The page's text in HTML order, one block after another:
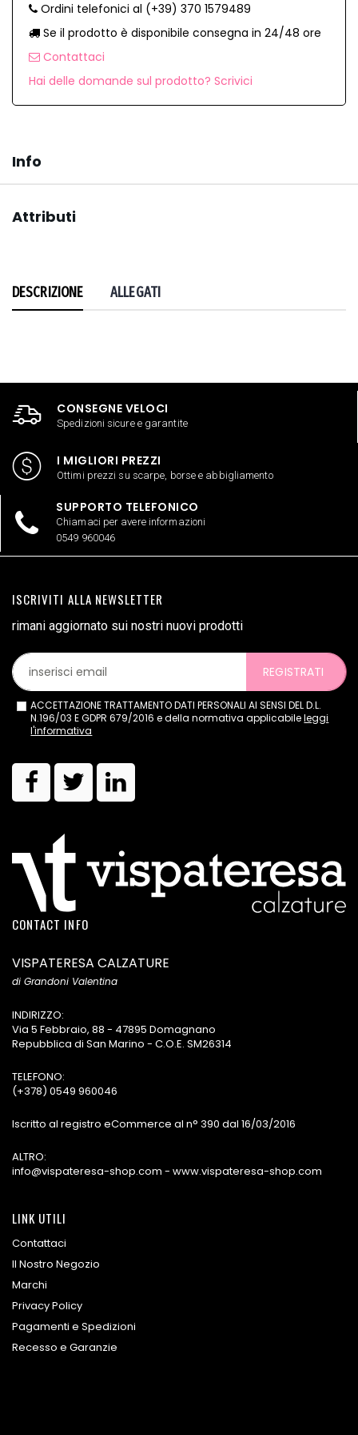
Ordini telefonici al (+39) 370 1579489
Se il prodotto è disponibile consegna in 24/48 ore
Contattaci
Hai delle domande sul prodotto? Scrivici
Info
Attributi
DESCRIZIONE ALLEGATI
CONSEGNE VELOCI
Spedizioni sicure e garantite
I MIGLIORI PREZZI
Ottimi prezzi su scarpe, borse e abbigliamento
SUPPORTO TELEFONICO
Chiamaci per avere informazioni
0549 960046
ISCRIVITI ALLA NEWSLETTER
rimani aggiornato sui nostri nuovi prodotti
REGISTRATI
ACCETTAZIONE TRATTAMENTO DATI PERSONALI AI SENSI DEL D.L.
N.196/03 E GDPR 679/2016 e della normativa applicabileleggi
l'informativa
CONTACT INFO
VISPATERESA CALZATURE
di Grandoni Valentina
INDIRIZZO:
Via 5 Febbraio, 88 - 47895 Domagnano
Repubblica di San Marino - C.O.E. SM26314
TELEFONO:
(+378) 0549 960046
Iscritto al registro eCommerce al n° 390 dal 16/03/2016
ALTRO:
info@vispateresa-shop.com - www.vispateresa-shop.com
LINK UTILI
Contattaci
Il Nostro Negozio
Marchi
Privacy Policy
Pagamenti e Spedizioni
Recesso e Garanzie